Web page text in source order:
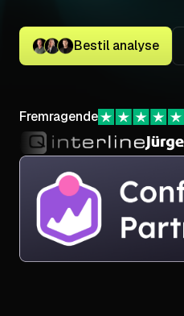
Bestil analyse
Fremragende